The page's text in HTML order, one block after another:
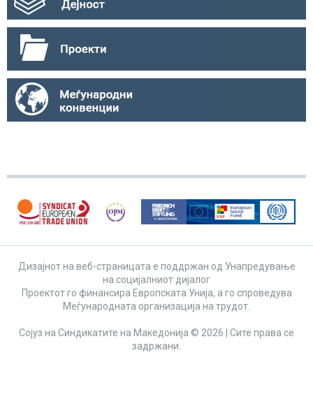
Дизајнот на веб-страницата е поддржан од Унапредување
на социјалниот дијалог
Проектот го финансира Европската Унија, а го спроведува
Меѓународната организација на трудот.
Сојуз на Синдикатите на Македонија © 2026 | Сите права се
задржани.